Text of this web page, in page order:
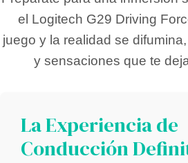
el Logitech G29 Driving
juego y la realidad se
y sensaciones que te
La Experiencia de
Conducción